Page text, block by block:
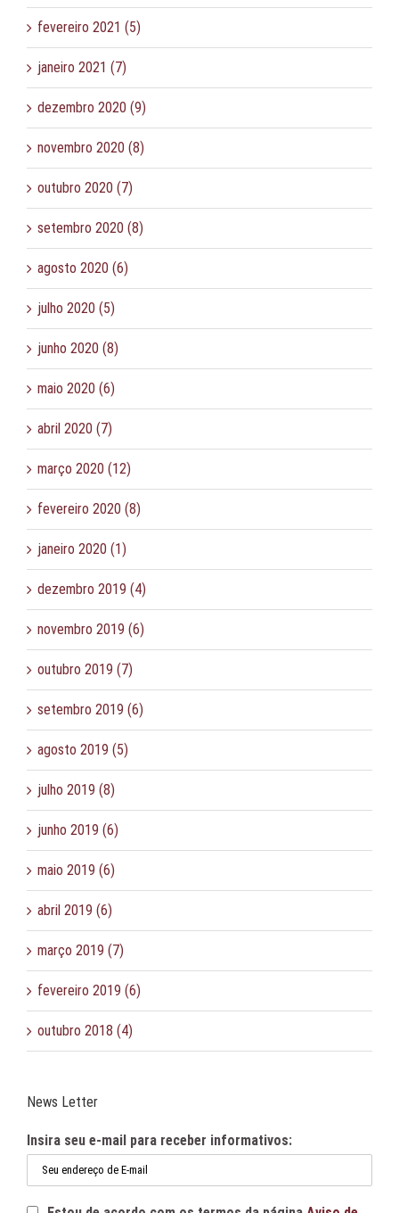
fevereiro 2021 (5)
janeiro 2021 (7)
dezembro 2020 (9)
novembro 2020 (8)
outubro 2020 (7)
setembro 2020 (8)
agosto 2020 (6)
julho 2020 (5)
junho 2020 (8)
maio 2020 (6)
abril 2020 (7)
março 2020 (12)
fevereiro 2020 (8)
janeiro 2020 (1)
dezembro 2019 (4)
novembro 2019 (6)
outubro 2019 (7)
setembro 2019 (6)
agosto 2019 (5)
julho 2019 (8)
junho 2019 (6)
maio 2019 (6)
abril 2019 (6)
março 2019 (7)
fevereiro 2019 (6)
outubro 2018 (4)
News Letter
Insira seu e-mail para receber informativos: